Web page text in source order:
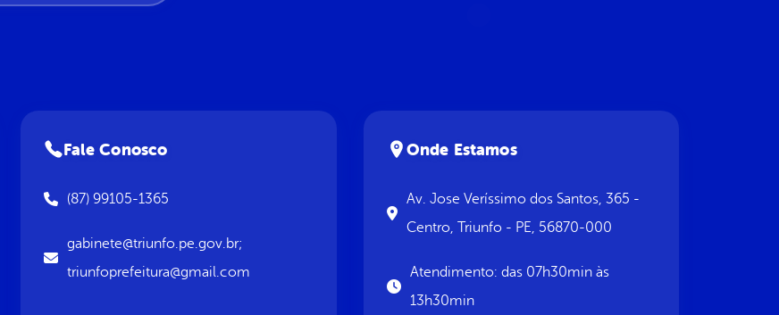
Fale Conosco
(87) 99105-1365
gabinete@triunfo.pe.gov.br;
triunfoprefeitura@gmail.com
Onde Estamos
Av. Jose Veríssimo dos Santos, 365 -
Centro, Triunfo - PE, 56870-000
Atendimento: das 07h30min às
13h30min